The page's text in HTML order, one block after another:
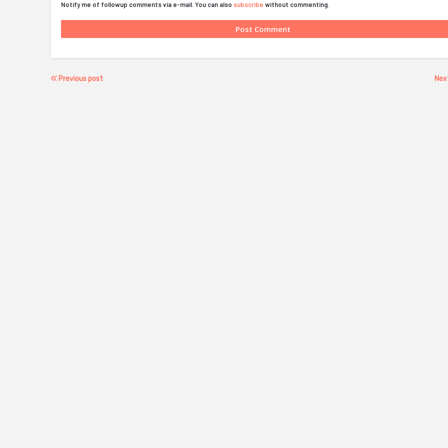
Notify me of followup comments via e-mail. You can also subscribe without commenting.
Previous post